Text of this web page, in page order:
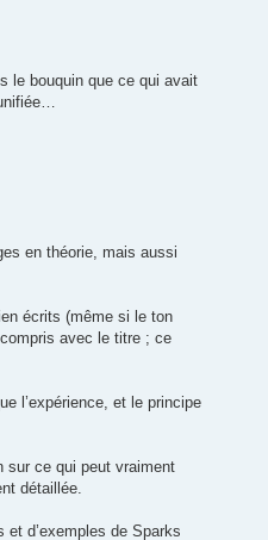
le bouquin que ce qui avait
en théorie, mais aussi
écrits (même si le ton
avec le titre ; ce
l’expérience, et le principe
sur ce qui peut vraiment
détaillée.
et d’exemples de Sparks